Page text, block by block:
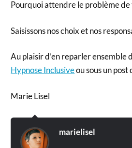
Pourquoi attendre le problème de
Saisissons nos choix et nos
Au plaisir d’en reparler ensemble
Hypnose Inclusiveou sous un post
Marie Lisel
marielisel